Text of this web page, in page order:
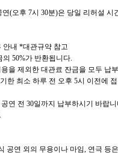
연(오후 7시 30분)은 당일 리허설 시
안내 *대관규약 참고
의 50%가 반환됩니다.
을 제외한 대관료 잔금을 모두 납
한 최소 하루 전 오후 5시 이전에
연 전 30일까지 납부하시기 바랍
.
공연 외의 무용이나 마임, 연극 등